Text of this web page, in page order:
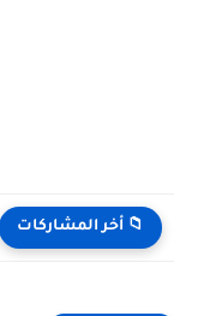
📁 أخر المشاركات